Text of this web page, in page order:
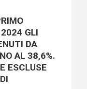
GLI
DA
AL 38,6%.
ESCLUSE